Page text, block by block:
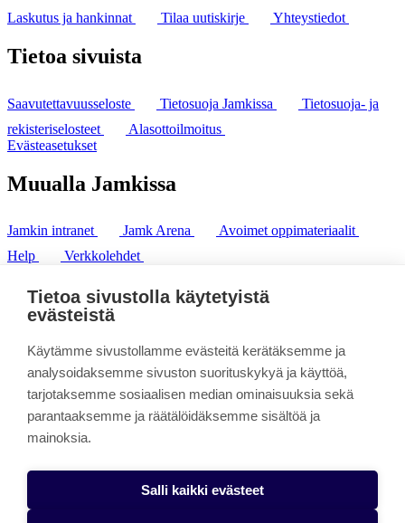
Laskutus ja hankinnat Tilaa uutiskirje Yhteystiedot
Tietoa sivuista
Saavutettavuusseloste Tietosuoja Jamkissa
Tietosuoja- ja
rekisteriselosteet
Alasottoilmoitus
Evästeasetukset
Muualla Jamkissa
Jamkin intranet Jamk Arena
Avoimet oppimateriaalit
Help
Verkkolehdet
puh. +358 20 743 8100
fax. +358 14 449 9694
Tietoa sivustolla käytetyistä
evästeistä
Käytämme sivustollamme evästeitä kerätäksemme ja
analysoidaksemme sivuston suorituskykyä ja käyttöä,
tarjotaksemme sosiaalisen median ominaisuuksia sekä
parantaaksemme ja räätälöidäksemme sisältöä ja
mainoksia.
Salli kaikki evästeet